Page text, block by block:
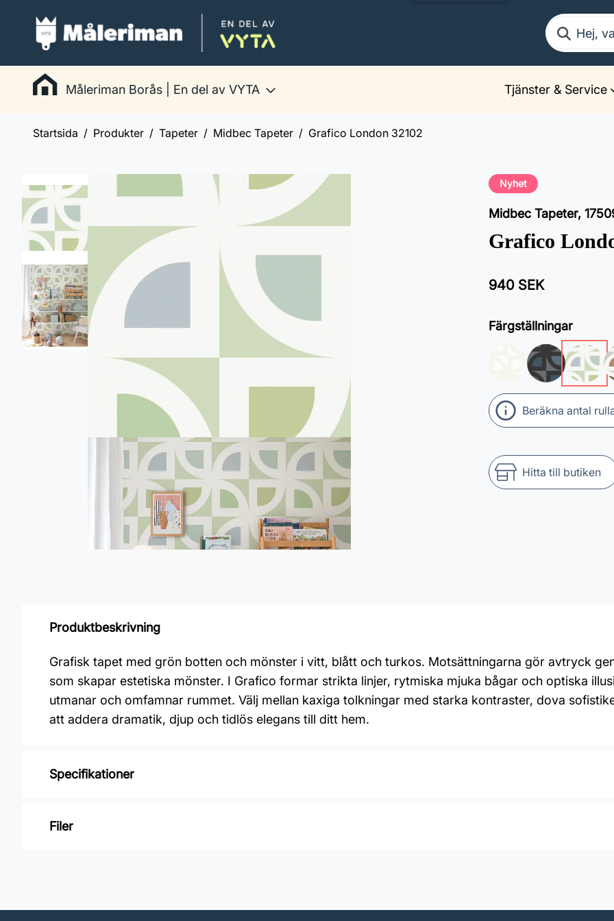
Sök
Måleriman Borås | En del av VYTA Tjänster & Service
Startsida Produkter Tapeter Midbec Tapeter Grafico London 32102
Nyhet
Midbec Tapeter,
Grafico
940 SEK
Färgställningar
Beräkna antal
Hitta till butiken
Produktbeskrivning
Grafisk tapet med grön botten och mönster i vitt, blått och turkos. Motsättningarna gör avtryck
som skapar estetiska mönster. I Grafico formar strikta linjer, rytmiska mjuka bågar och optiska
utmanar och omfamnar rummet. Välj mellan kaxiga tolkningar med starka kontraster, dova
att addera dramatik, djup och tidlös elegans till ditt hem.
Specifikationer
Varumärke: Midbec Tapeter
Filer